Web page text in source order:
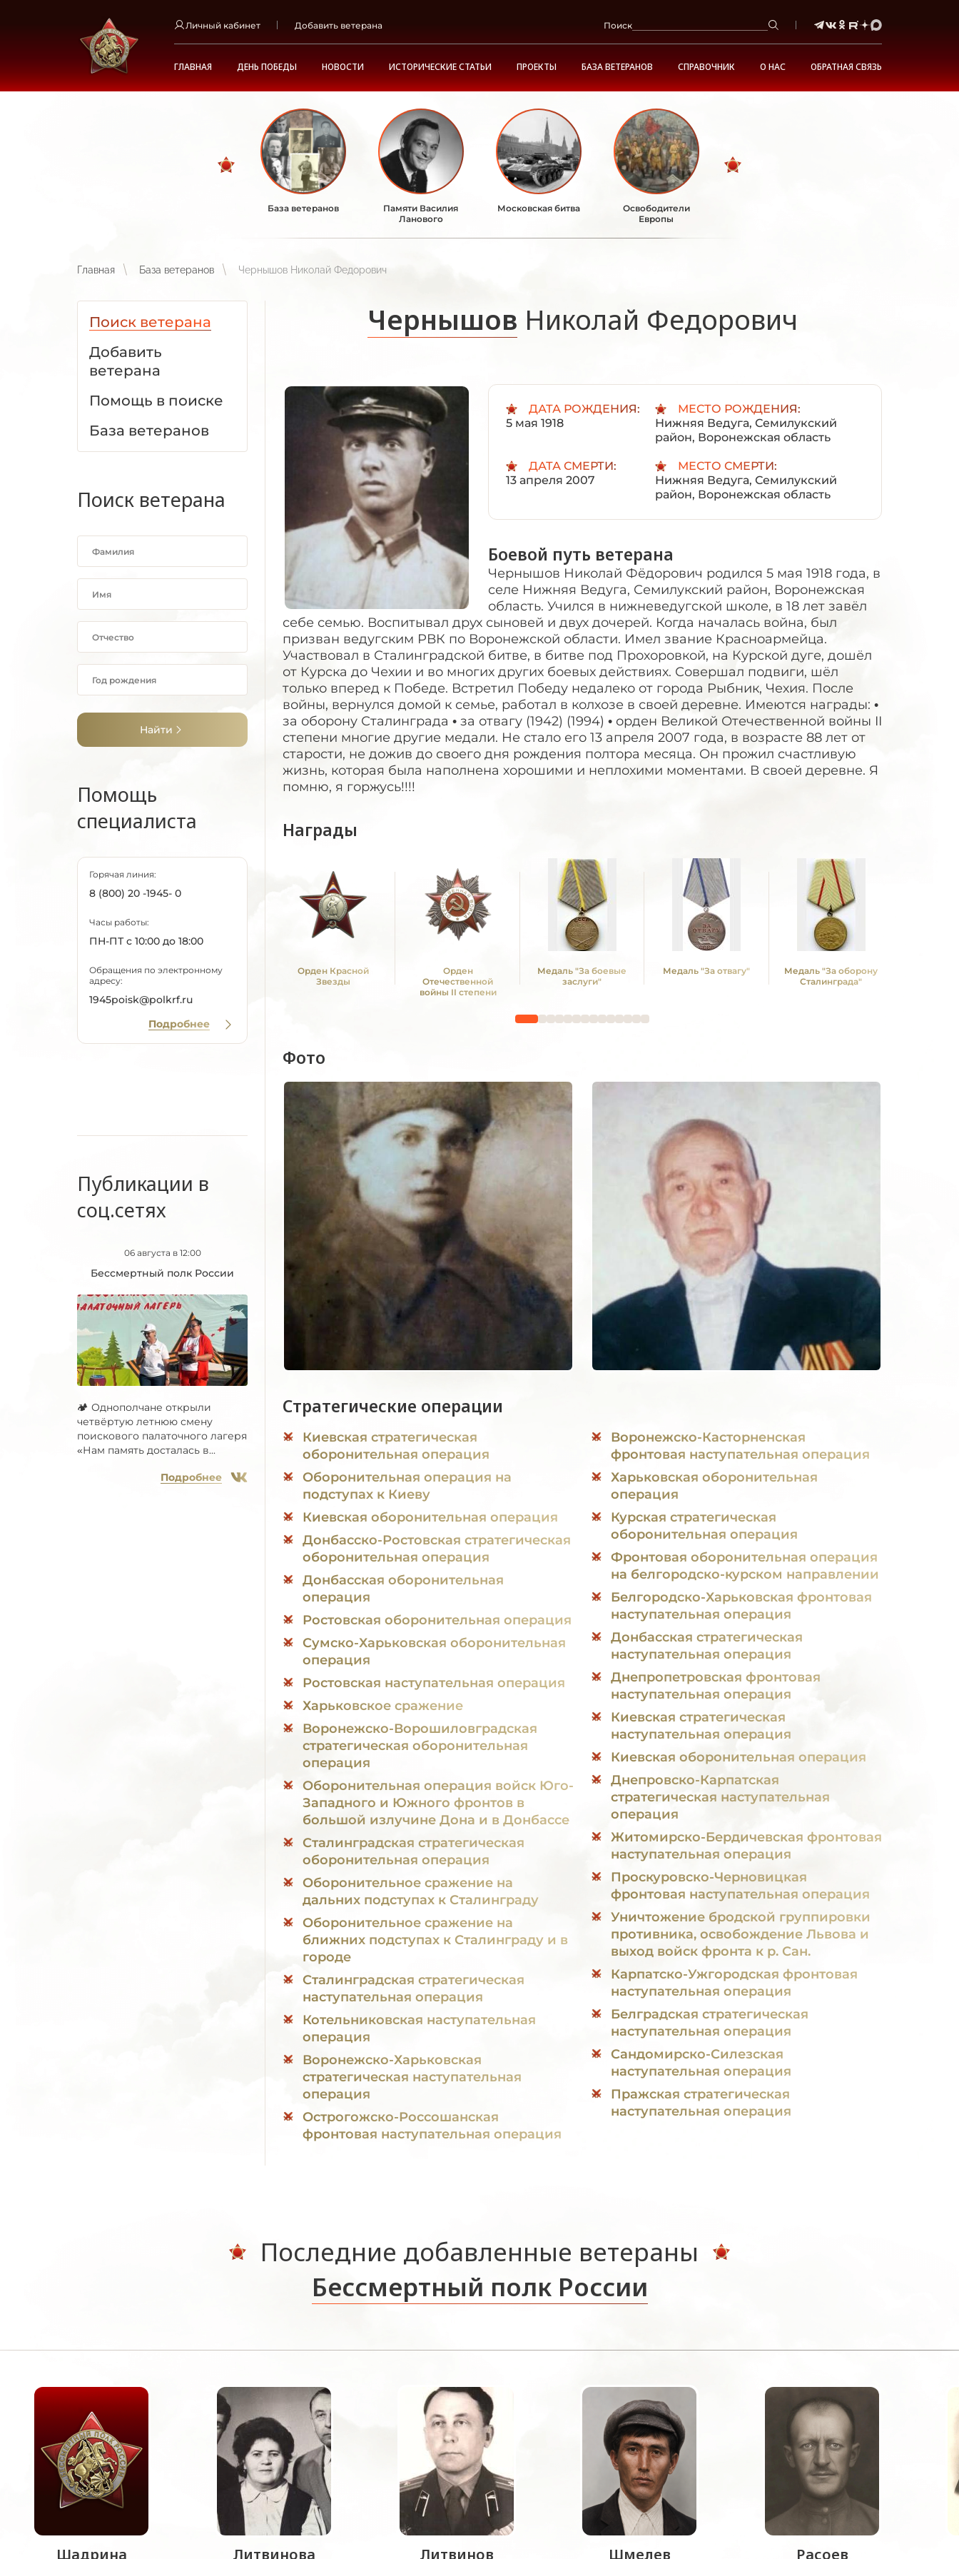
Личный кабинет Добавить ветерана Поиск
ГЛАВНАЯ ДЕНЬ ПОБЕДЫ НОВОСТИ ИСТОРИЧЕСКИЕ СТАТЬИ ПРОЕКТЫ БАЗА ВЕТЕРАНОВ СПРАВОЧНИК О НАС ОБРАТНАЯ СВЯЗЬ
База ветеранов
Памяти Василия
Ланового
Московская битва
Освободители
Европы
Главная База ветеранов Чернышов Николай Федорович
Поиск ветерана
Добавить
ветерана
Помощь в поиске
База ветеранов
Поиск ветерана
Найти
Помощь
специалиста
Горячая линия:
8 (800) 20 -1945- 0
Часы работы:
ПН-ПТ с 10:00 до 18:00
Обращения по электронному
адресу:
1945poisk@polkrf.ru
Подробнее
Публикации в
соц.сетях
06 августа в 12:00
Бессмертный полк России
🏕 Однополчане открыли
четвёртую летнюю смену
поискового палаточного лагеря
«Нам память досталась в...
Подробнее
Чернышов Николай Федорович
ДАТА РОЖДЕНИЯ:
5 мая 1918
МЕСТО РОЖДЕНИЯ:
Нижняя Ведуга, Семилукский
район, Воронежская область
ДАТА СМЕРТИ:
13 апреля 2007
МЕСТО СМЕРТИ:
Нижняя Ведуга, Семилукский
район, Воронежская область
Боевой путь ветерана
Чернышов Николай Фёдорович родился 5 мая 1918 года, в
селе Нижняя Ведуга, Семилукский район, Воронежская
область. Учился в нижневедугской школе, в 18 лет завёл
себе семью. Воспитывал друх сыновей и двух дочерей. Когда началась война, был
призван ведугским РВК по Воронежской области. Имел звание Красноармейца.
Участвовал в Сталинградской битве, в битве под Прохоровкой, на Курской дуге, дошёл
от Курска до Чехии и во многих других боевых действиях. Совершал подвиги, шёл
только вперед к Победе. Встретил Победу недалеко от города Рыбник, Чехия. После
войны, вернулся домой к семье, работал в колхозе в своей деревне. Имеются награды: •
за оборону Сталинграда • за отвагу (1942) (1994) • орден Великой Отечественной войны II
степени многие другие медали. Не стало его 13 апреля 2007 года, в возрасте 88 лет от
старости, не дожив до своего дня рождения полтора месяца. Он прожил счастливую
жизнь, которая была наполнена хорошими и неплохими моментами. В своей деревне. Я
помню, я горжусь!!!!
Награды
Орден Красной
Звезды
Орден
Отечественной
войны II степени
Медаль "За боевые
заслуги"
Медаль "За отвагу"
Медаль "За оборону
Сталинграда"
Фото
Стратегические операции
Киевская стратегическая
оборонительная операция
Оборонительная операция на
подступах к Киеву
Киевская оборонительная операция
Донбасско-Ростовская стратегическая
оборонительная операция
Донбасская оборонительная
операция
Ростовская оборонительная операция
Сумско-Харьковская оборонительная
операция
Ростовская наступательная операция
Харьковское сражение
Воронежско-Ворошиловградская
стратегическая оборонительная
операция
Оборонительная операция войск Юго-
Западного и Южного фронтов в
большой излучине Дона и в Донбассе
Сталинградская стратегическая
оборонительная операция
Оборонительное сражение на
дальних подступах к Сталинграду
Оборонительное сражение на
ближних подступах к Сталинграду и в
городе
Сталинградская стратегическая
наступательная операция
Котельниковская наступательная
операция
Воронежско-Харьковская
стратегическая наступательная
операция
Острогожско-Россошанская
фронтовая наступательная операция
Воронежско-Касторненская
фронтовая наступательная операция
Харьковская оборонительная
операция
Курская стратегическая
оборонительная операция
Фронтовая оборонительная операция
на белгородско-курском направлении
Белгородско-Харьковская фронтовая
наступательная операция
Донбасская стратегическая
наступательная операция
Днепропетровская фронтовая
наступательная операция
Киевская стратегическая
наступательная операция
Киевская оборонительная операция
Днепровско-Карпатская
стратегическая наступательная
операция
Житомирско-Бердичевская фронтовая
наступательная операция
Проскуровско-Черновицкая
фронтовая наступательная операция
Уничтожение бродской группировки
противника, освобождение Львова и
выход войск фронта к р. Сан.
Карпатско-Ужгородская фронтовая
наступательная операция
Белградская стратегическая
наступательная операция
Сандомирско-Силезская
наступательная операция
Пражская стратегическая
наступательная операция
Последние добавленные ветераны
Бессмертный полк России
Шадрина Литвинова Литвинов Шмелев Расоев